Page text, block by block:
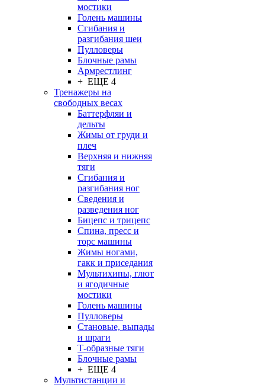
мостики
Голень машины
Сгибания и
разгибания шеи
Пулловеры
Блочные рамы
Армрестлинг
+ ЕЩЕ 4
Тренажеры на
свободных весах
Баттерфляи и
дельты
Жимы от груди и
плеч
Верхняя и нижняя
тяги
Сгибания и
разгибания ног
Сведения и
разведения ног
Бицепс и трицепс
Спина, пресс и
торс машины
Жимы ногами,
гакк и приседания
Мультихипы, глют
и ягодичные
мостики
Голень машины
Пулловеры
Становые, выпады
и шраги
Т-образные тяги
Блочные рамы
+ ЕЩЕ 4
Мультистанции и